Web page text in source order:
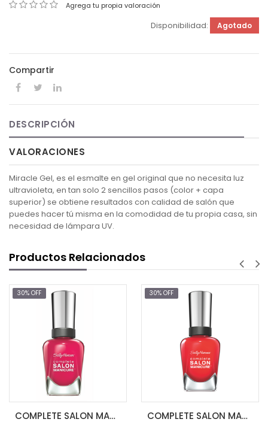
Agrega tu propia valoración
Disponibilidad: Agotado
Compartir
DESCRIPCIÓN
VALORACIONES
Miracle Gel, es el esmalte en gel original que no necesita luz
ultravioleta, en tan solo 2 sencillos pasos (color + capa
superior) se obtiene resultados con calidad de salón que
puedes hacer tú misma en la comodidad de tu propia casa, sin
necesidad de lámpara UV.
Productos Relacionados
COMPLETE SALON MANICURE TICKLE ME PIN COMPLETE SALON MANICURE ALL FIRED UP